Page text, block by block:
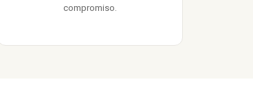
compromiso.